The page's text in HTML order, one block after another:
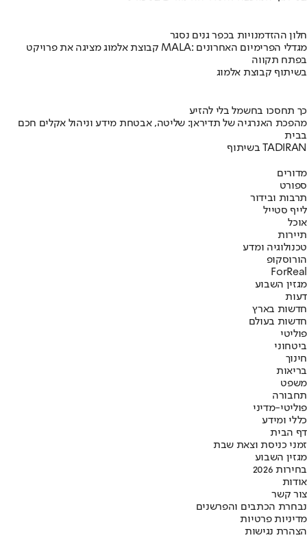
חלון ההזדמנויות בכפר גנים נסגר
קבוצת אלמוג מציגה את פרויקט MALA: מגדלי הפרימיום האחרונים
בפתח תקווה
בשיתוף קבוצת אלמוג
כך תחסכו בחשמל בלי להזיע
מהפכת האנרגיה של תדיראן: שליטה, אבטחת מידע וניהול אקלים חכם
בבית
בשיתוף TADIRAN
מדורים
ספורט
תרבות ובידור
לייף סטייל
אוכל
תיירות
טכנולוגיה ומדע
הורוסקופ
ForReal
מגזין השבוע
דעות
חדשות בארץ
חדשות בעולם
פוליטי
ביטחוני
חינוך
בריאות
משפט
תחבורה
פוליטי-מדיני
כללי ומידע
דף הבית
זמני כניסת וצאת שבת
מגזין השבוע
בחירות 2026
אודות
צור קשר
נבחרת הכתבים והפרשנים
מדיניות פרטיות
הצהרת נגישות